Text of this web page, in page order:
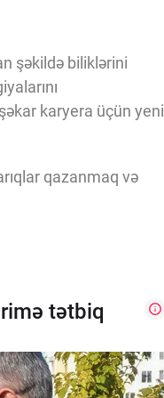
şəkildə biliklərini
karyera üçün yeni
qazanmaq və
tətbiq